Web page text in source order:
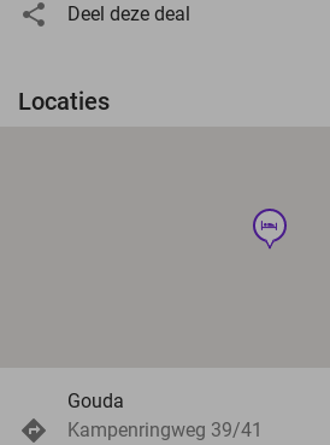
Deel deze deal
Locaties
hotel
Gouda
Kampenringweg 39/41